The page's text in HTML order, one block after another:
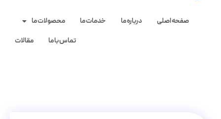
صفحه اصلی درباره ما خدمات ما
محصولات ما
تماس با ما
مقالات